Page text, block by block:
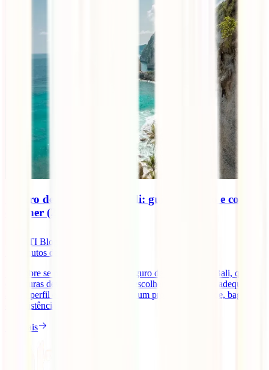
Seguro de viagem para Bali: guia completo e como
escolher (2026)
IATI Blog
minutos de leitura
Descobre se precisas mesmo de seguro de viagem para Bali, que
coberturas deves comparar, como escolher a opção mais adequada
ao teu perfil e o que fazer se surgir um problema de saúde, bagagem
ou assistência durante a viagem.
Ler mais